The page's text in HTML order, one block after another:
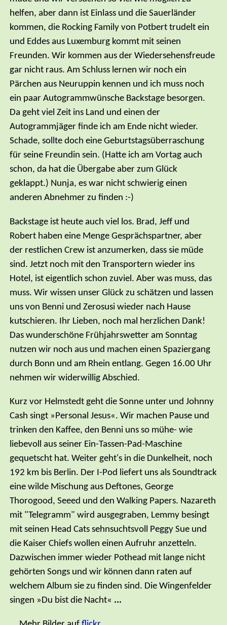
helfen, aber dann ist Einlass und die Sauerländer
kommen, die Rocking Family von Potbert trudelt ein
und Eddes aus Luxemburg kommt mit seinen
Freunden. Wir kommen aus der Wiedersehensfreude
gar nicht raus. Am Schluss lernen wir noch ein
Pärchen aus Neuruppin kennen und ich muss noch
ein paar Autogrammwünsche Backstage besorgen.
Da geht viel Zeit ins Land und einen der
Autogrammjäger finde ich am Ende nicht wieder.
Schade, sollte doch eine Geburtstagsüberraschung
für seine Freundin sein. (Hatte ich am Vortag auch
schon, da hat die Übergabe aber zum Glück
geklappt.) Nunja, es war nicht schwierig einen
anderen Abnehmer zu finden :-)
Backstage ist heute auch viel los. Brad, Jeff und
Robert haben eine Menge Gesprächspartner, aber
der restlichen Crew ist anzumerken, dass sie müde
sind. Jetzt noch mit den Transportern wieder ins
Hotel, ist eigentlich schon zuviel. Aber was muss, das
muss. Wir wissen unser Glück zu schätzen und lassen
uns von Benni und Zerosusi wieder nach Hause
kutschieren. Ihr Lieben, noch mal herzlichen Dank!
Das wunderschöne Frühjahrswetter am Sonntag
nutzen wir noch aus und machen einen Spaziergang
durch Bonn und am Rhein entlang. Gegen 16.00 Uhr
nehmen wir widerwillig Abschied.
Kurz vor Helmstedt geht die Sonne unter und Johnny
Cash singt »Personal Jesus«. Wir machen Pause und
trinken den Kaffee, den Benni uns so mühe- wie
liebevoll aus seiner Ein-Tassen-Pad-Maschine
gequetscht hat. Weiter geht's in die Dunkelheit, noch
192 km bis Berlin. Der I-Pod liefert uns als Soundtrack
eine wilde Mischung aus Deftones, George
Thorogood, Seeed und den Walking Papers. Nazareth
mit "Telegramm" wird ausgegraben, Lemmy besingt
mit seinen Head Cats sehnsuchtsvoll Peggy Sue und
die Kaiser Chiefs wollen einen Aufruhr anzetteln.
Dazwischen immer wieder Pothead mit lange nicht
gehörten Songs und wir können dann raten auf
welchem Album sie zu finden sind. Die Wingenfelder
singen »Du bist die Nacht« ...